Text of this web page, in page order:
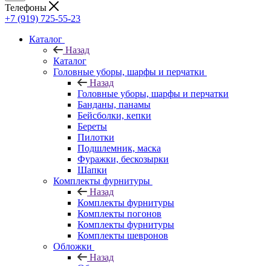
Телефоны
+7 (919) 725-55-23
Каталог
Назад
Каталог
Головные уборы, шарфы и перчатки
Назад
Головные уборы, шарфы и перчатки
Банданы, панамы
Бейсболки, кепки
Береты
Пилотки
Подшлемник, маска
Фуражки, бескозырки
Шапки
Комплекты фурнитуры
Назад
Комплекты фурнитуры
Комплекты погонов
Комплекты фурнитуры
Комплекты шевронов
Обложки
Назад